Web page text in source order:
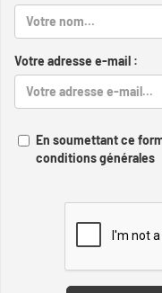
Votre adresse e-mail :
En soumettant ce
conditions générales